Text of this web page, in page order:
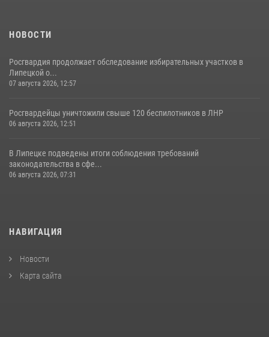
НОВОСТИ
Росгвардия продолжает обследование избирательных участков в
Липецкой о...
07 августа 2026, 12:57
Росгвардейцы уничтожили свыше 120 беспилотников в ЛНР
06 августа 2026, 12:51
В Липецке подведены итоги соблюдения требований
законодательства в сфе...
06 августа 2026, 07:31
НАВИГАЦИЯ
Новости
Карта сайта